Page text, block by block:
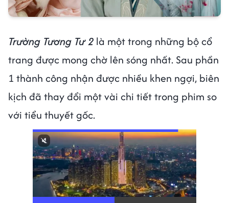
Trường Tương Tư 2 là một trong những bộ cổ
trang được mong chờ lên sóng nhất. Sau phần
1 thành công nhận được nhiều khen ngợi, biên
kịch đã thay đổi một vài chi tiết trong phim so
với tiểu thuyết gốc.